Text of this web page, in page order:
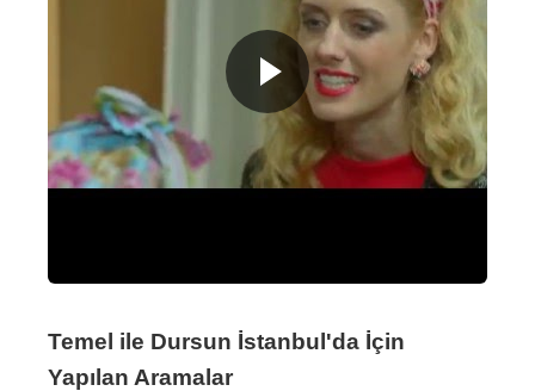
Temel ile Dursun İstanbul'da İçin
Yapılan Aramalar